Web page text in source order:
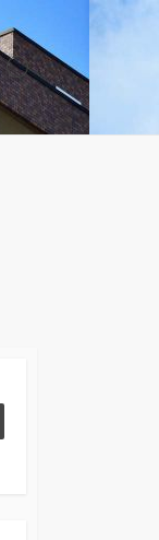
検
索
切